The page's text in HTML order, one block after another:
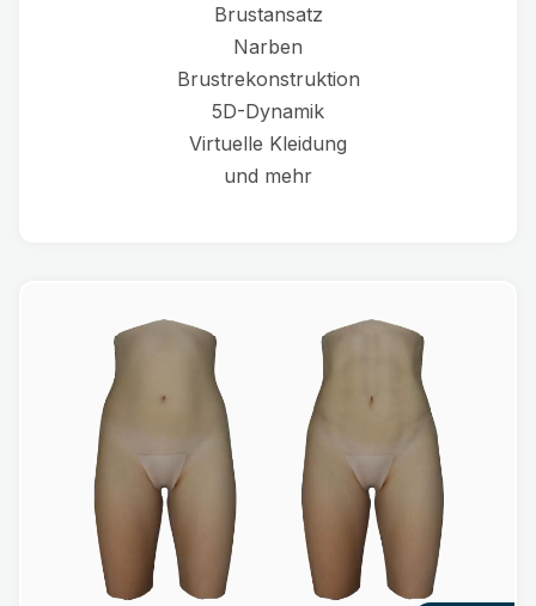
Brustansatz
Narben
Brustrekonstruktion
5D-Dynamik
Virtuelle Kleidung
und mehr